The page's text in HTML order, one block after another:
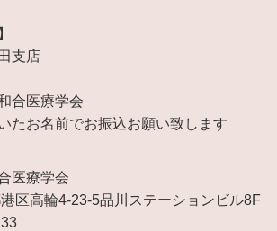
支店
合医療学会
たお名前でお振込お願い致します
医療学会
区高輪4-23-5品川ステーションビル8F